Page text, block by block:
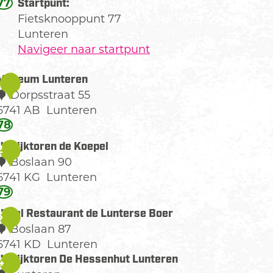
Startpunt:
Fietsknooppunt 77
Lunteren
Navigeer naar startpunt
Lunteren
Dorpsstraat 55
AB Lunteren
de Koepel
Boslaan 90
KG Lunteren
Restaurant de Lunterse Boer
Boslaan 87
KD Lunteren
De Hessenhut Lunteren